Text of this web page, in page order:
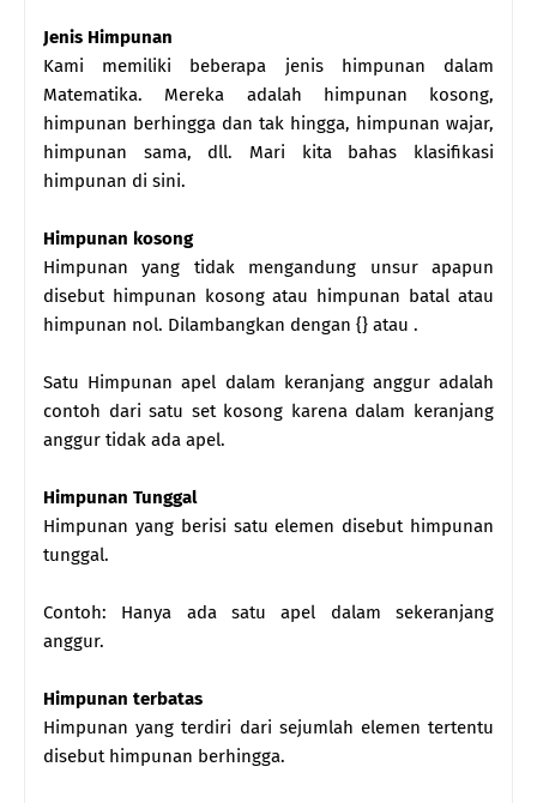
Jenis Himpunan
Kami memiliki beberapa jenis himpunan dalam
Matematika. Mereka adalah himpunan kosong,
himpunan berhingga dan tak hingga, himpunan wajar,
himpunan sama, dll. Mari kita bahas klasifikasi
himpunan di sini.
Himpunan kosong
Himpunan yang tidak mengandung unsur apapun
disebut himpunan kosong atau himpunan batal atau
himpunan nol. Dilambangkan dengan {} atau .
Satu Himpunan apel dalam keranjang anggur adalah
contoh dari satu set kosong karena dalam keranjang
anggur tidak ada apel.
Himpunan Tunggal
Himpunan yang berisi satu elemen disebut himpunan
tunggal.
Contoh: Hanya ada satu apel dalam sekeranjang
anggur.
Himpunan terbatas
Himpunan yang terdiri dari sejumlah elemen tertentu
disebut himpunan berhingga.